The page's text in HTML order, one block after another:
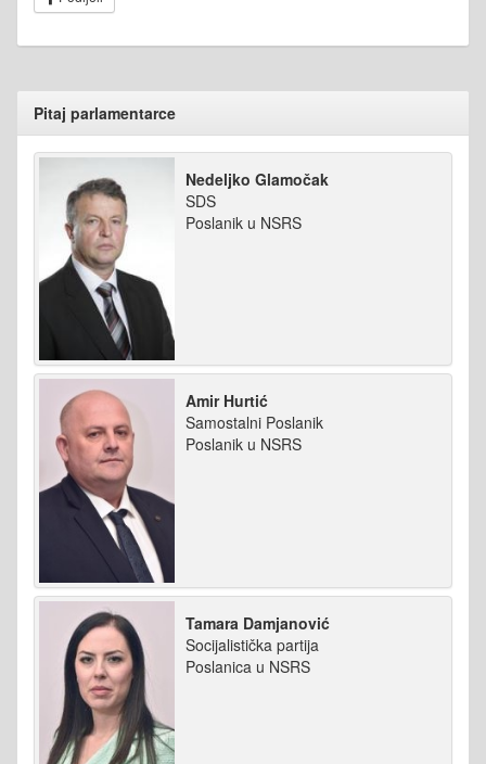
Pitaj parlamentarce
Nedeljko Glamočak
SDS
Poslanik u NSRS
Amir Hurtić
Samostalni Poslanik
Poslanik u NSRS
Tamara Damjanović
Socijalistička partija
Poslanica u NSRS